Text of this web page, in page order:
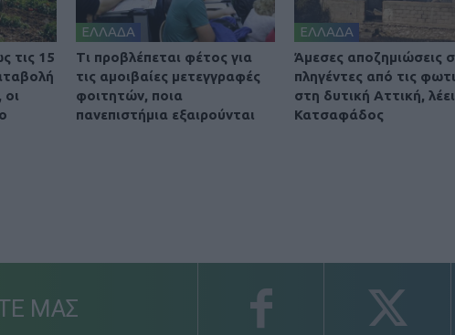
τις 15
ΕΛΛΑΔΑ
Τι προβλέπεται φέτος για
τις αμοιβαίες μετεγγραφές
φοιτητών, ποια
πανεπιστήμια εξαιρούνται
ΕΛΛΑΔΑ
Άμεσες αποζημιώσεις
πληγέντες από τις
στη δυτική Αττική,
Κατσαφάδος
ΜΑΣ